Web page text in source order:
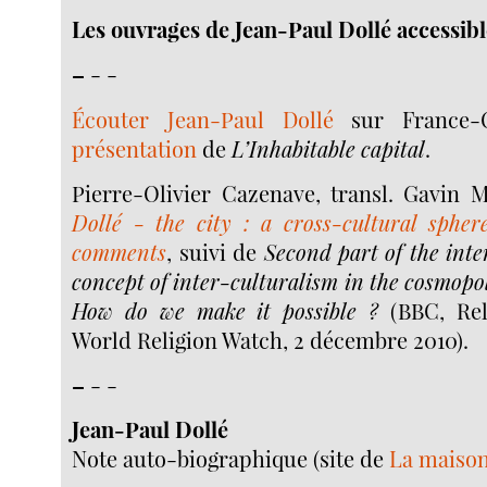
Les ouvrages de Jean-Paul Dollé
– - -
Écouter Jean-Paul Dollé sur
présentation de L’Inhabitable capital.
Pierre-Olivier Cazenave, transl. Gavin
Dollé - the city : a cross-cultural
comments, suivi de Second part of the
concept of inter-culturalism in the
How do we make it possible ?(BBC,
World Religion Watch, 2 décembre 2010).
– - -
Jean-Paul Dollé
Note auto-biographique (site de La